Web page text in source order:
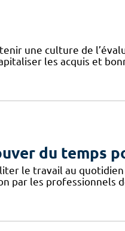
une culture de
les acquis et
du temps
le travail au
par les professionnels